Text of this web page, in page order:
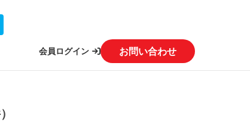
会員ログイン お問い合わせ